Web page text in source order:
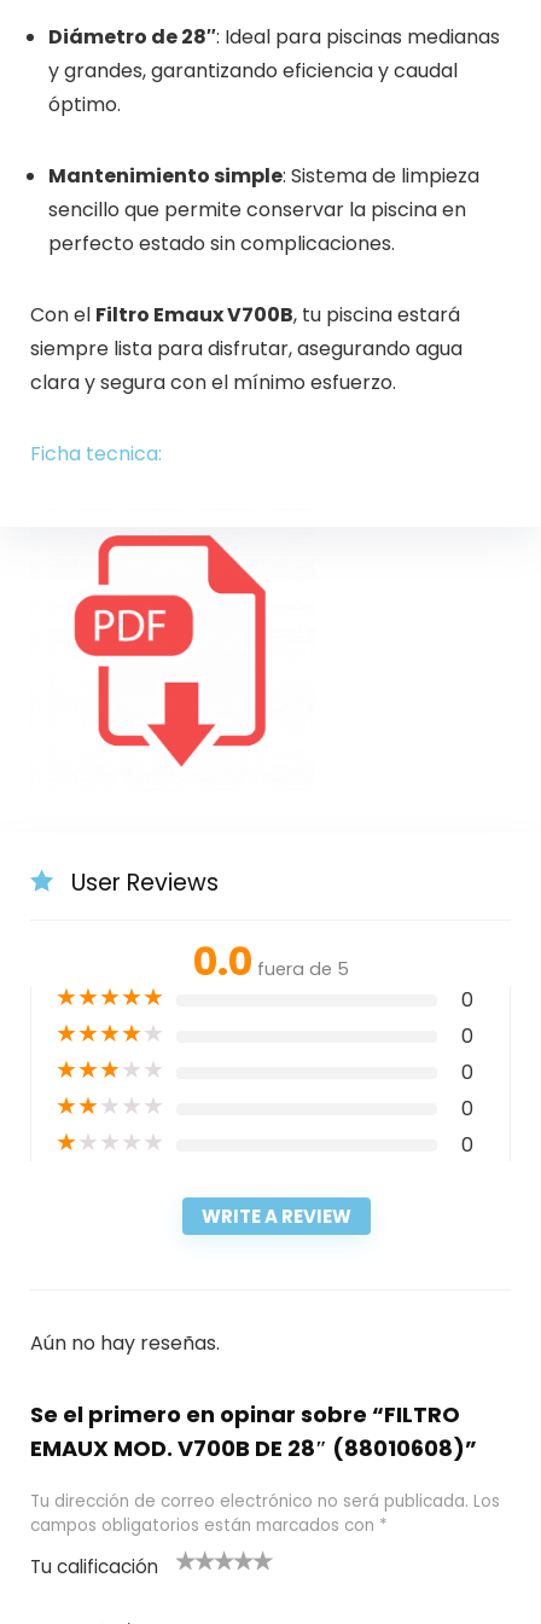
Diámetro de 28″: Ideal para piscinas medianas
y grandes, garantizando eficiencia y caudal
óptimo.
Mantenimiento simple: Sistema de limpieza
sencillo que permite conservar la piscina en
perfecto estado sin complicaciones.
Con el Filtro Emaux V700B, tu piscina estará
siempre lista para disfrutar, asegurando agua
clara y segura con el mínimo esfuerzo.
Ficha tecnica:
User Reviews
0.0 fuera de 5
★★★★★ 0
★★★★★ 0
★★★★★ 0
★★★★★ 0
★★★★★ 0
WRITE A REVIEW
Aún no hay reseñas.
Se el primero en opinar sobre “FILTRO
EMAUX MOD. V700B DE 28″ (88010608)”
Tu dirección de correo electrónico no será publicada. Los
campos obligatorios están marcados con *
Tu calificación